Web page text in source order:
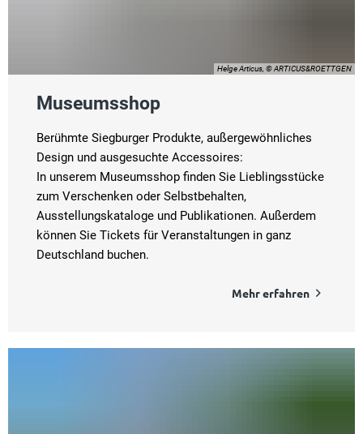
Helge Articus, © ARTICUS&ROETTGEN
Museumsshop
Berühmte Siegburger Produkte, außergewöhnliches
Design und ausgesuchte Accessoires:
In unserem Museumsshop finden Sie Lieblingsstücke
zum Verschenken oder Selbstbehalten,
Ausstellungskataloge und Publikationen. Außerdem
können Sie Tickets für Veranstaltungen in ganz
Deutschland buchen.
Mehr erfahren